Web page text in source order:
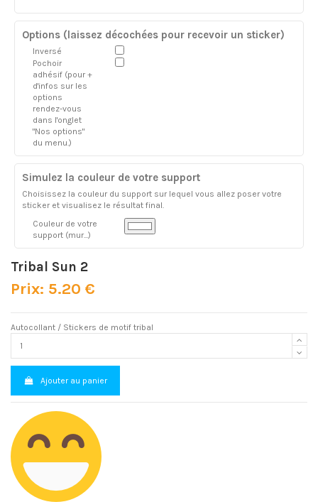
Options (laissez décochées pour recevoir un sticker)
Inversé
Pochoir
adhésif (pour +
d'infos sur les
options
rendez-vous
dans l'onglet
"Nos options"
du menu.)
Simulez la couleur de votre support
Choisissez la couleur du support sur lequel vous allez poser votre
sticker et visualisez le résultat final.
Couleur de votre
support (mur...)
Tribal Sun 2
Prix: 5.20 €
Autocollant / Stickers de motif tribal
Ajouter au panier